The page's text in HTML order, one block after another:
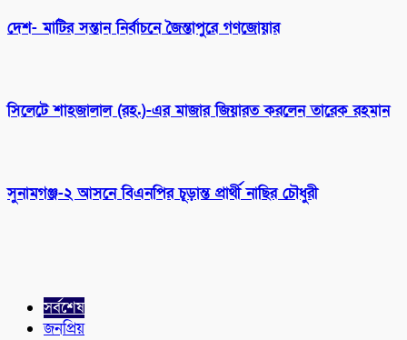
দেশ- মাটির সন্তান নির্বাচনে জৈন্তাপুরে গণজোয়ার
সিলেটে শাহজালাল (রহ.)-এর মাজার জিয়ারত করলেন তারেক রহমান
সুনামগঞ্জ-২ আসনে বিএনপির চূড়ান্ত প্রার্থী নাছির চৌধুরী
সর্বশেষ
জনপ্রিয়